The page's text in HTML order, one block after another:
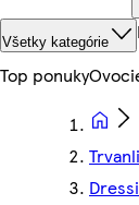
Všetky kategórie
Top ponuky